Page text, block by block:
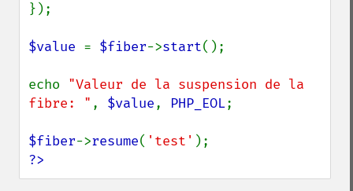
});
$value = $fiber->start();
echo "Valeur de la suspension de la
fibre: " , $value, PHP_EOL;
$fiber->resume( 'test'
?>